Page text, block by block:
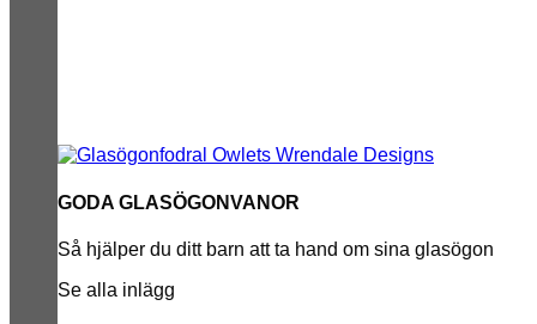
GODA GLASÖGONVANOR
Så hjälper du ditt barn att ta hand om sina glasögon
Se alla inlägg